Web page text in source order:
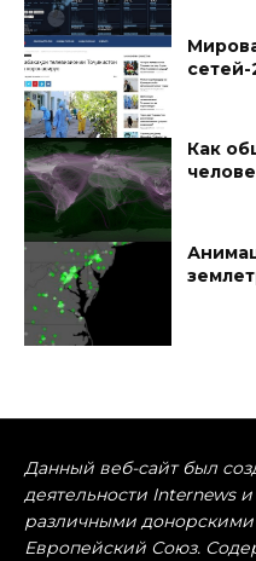
сетей-
Как
Данный веб-сайт был
деятельности Internews
различными
Европейский Союз.